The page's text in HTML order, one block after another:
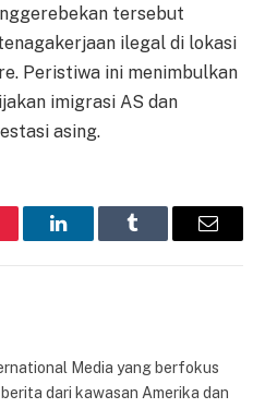
tersebut
ilegal di lokasi
Peristiwa ini menimbulkan
imigrasi AS dan
asing.
LinkedInTumblr Email
Media yang berfokus
dari kawasan Amerika dan